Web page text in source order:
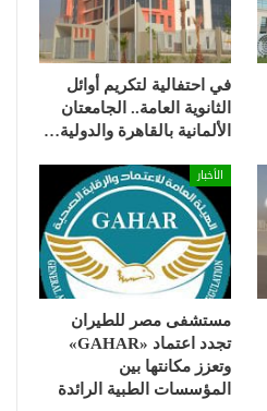
في احتفالية لتكريم أوائل
الثانوية العامة.. الجامعتان
الألمانية بالقاهرة والدولية…
الأخبار
مستشفى مصر للطيران
تجدد اعتماد «GAHAR»
وتعزز مكانتها بين
المؤسسات الطبية الرائدة